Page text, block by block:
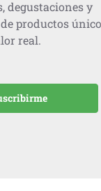
degustaciones y
productos
real.